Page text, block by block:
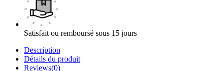
Satisfait ou remboursé sous 15 jours
Description
Détails du produit
Reviews(0)